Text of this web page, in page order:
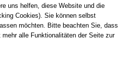
uns helfen, diese Website und die
Cookies). Sie können selbst
möchten. Bitte beachten Sie, dass
alle Funktionalitäten der Seite zur